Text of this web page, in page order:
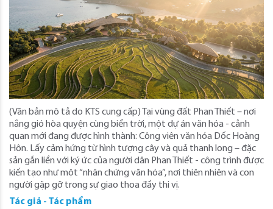
(Văn bản mô tả do KTS cung cấp) Tại vùng đất Phan Thiết – nơi
nắng gió hòa quyện cùng biển trời, một dự án văn hóa - cảnh
quan mới đang được hình thành: Công viên văn hóa Dốc Hoàng
Hôn. Lấy cảm hứng từ hình tượng cây và quả thanh long – đặc
sản gắn liền với ký ức của người dân Phan Thiết - công trình được
kiến tạo như một “nhân chứng văn hóa”, nơi thiên nhiên và con
người gặp gỡ trong sự giao thoa đầy thi vị.
Tác giả - Tác phẩm